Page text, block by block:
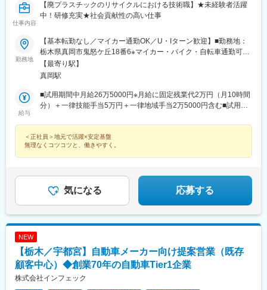
仕事内容
【廃プラスチックのリサイクルにおける技術職】★未経験者活躍
中！研修充実★社会貢献性の高い仕事
勤務地
【基本転勤なし／マイカー通勤OK／U・Iターン歓迎】■勤務地：
栃木県真岡市鬼怒ケ丘18番6※マイカー・バイク・自転車通勤可
（駐車場あり／交通費支給）受動喫煙対策：屋内禁煙
【最寄り駅】
真岡駅
給与
■試用期間中月給26万5000円※月給に固定残業代2万円（月10時間
分）＋一律技能手当5万円＋一律地域手当2万5000円含む■試用期
分）＋一律技能手当5万円＋一律地域手当2万5000円含む※いずれ
も固定残業代は残業の有無に関わらず支給／超過分は別途支給
＜正社員＞地元で活躍×安定基盤
無理なくコツコツと、働きやすく。
気になる 応募する
NEW
【栃木／宇都宮】自動車メーカー向け提案営業（既存
顧客中心）◆創業70年の自動車Tier1企業
株式会社インフェック